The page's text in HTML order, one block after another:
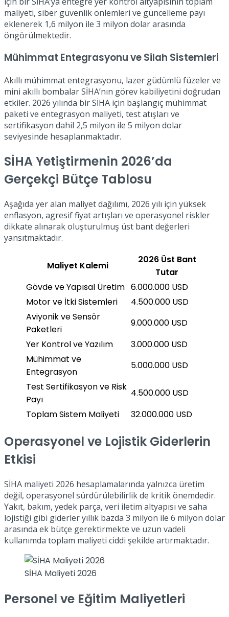
maliyeti, siber güvenlik önlemleri ve güncelleme payı
eklenerek 1,6 milyon ile 3 milyon dolar arasında
öngörülmektedir.
Mühimmat Entegrasyonu ve Silah Sistemleri
Akıllı mühimmat entegrasyonu, lazer güdümlü füzeler ve
mini akıllı bombalar SİHA’nın görev kabiliyetini doğrudan
etkiler. 2026 yılında bir SİHA için başlangıç mühimmat
paketi ve entegrasyon maliyeti, test atışları ve
sertifikasyon dahil 2,5 milyon ile 5 milyon dolar
seviyesinde hesaplanmaktadır.
SİHA Yetiştirmenin 2026’da
Gerçekçi Bütçe Tablosu
Aşağıda yer alan maliyet dağılımı, 2026 yılı için yüksek
enflasyon, agresif fiyat artışları ve operasyonel riskler
dikkate alınarak oluşturulmuş üst bant değerleri
yansıtmaktadır.
Maliyet Kalemi
2026 Üst Bant
Tutar
Gövde ve Yapısal Üretim 6.000.000 USD
Motor ve İtki Sistemleri
4.500.000 USD
Aviyonik ve Sensör
Paketleri
9.000.000 USD
Yer Kontrol ve Yazılım
3.000.000 USD
Mühimmat ve
Entegrasyon
5.000.000 USD
Test Sertifikasyon ve Risk
Payı
4.500.000 USD
Toplam Sistem Maliyeti
32.000.000 USD
Operasyonel ve Lojistik Giderlerin
Etkisi
SİHA maliyeti 2026 hesaplamalarında yalnızca üretim
değil, operasyonel sürdürülebilirlik de kritik önemdedir.
Yakıt, bakım, yedek parça, veri iletim altyapısı ve saha
lojistiği gibi giderler yıllık bazda 3 milyon ile 6 milyon dolar
arasında ek bütçe gerektirmekte ve uzun vadeli
kullanımda toplam maliyeti ciddi şekilde artırmaktadır.
SİHA Maliyeti 2026
Personel ve Eğitim Maliyetleri